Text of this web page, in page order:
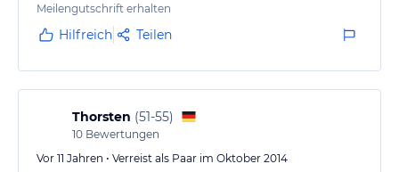
Meilengutschrift erhalten
Hilfreich Teilen
Thorsten (51-55)
10 Bewertungen
Vor 11 Jahren • Verreist als Paar im Oktober 2014